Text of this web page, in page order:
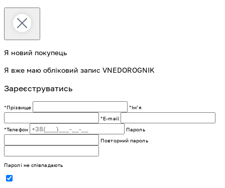
Я новий покупець
Я вже маю обліковий запис VNEDOROGNIK
Зареєструватись
*Прізвище
*Імʼя
*E-mail
*Телефон
Пароль
Повторний пароль
Паролі не співпадають